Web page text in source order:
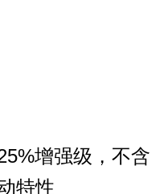
增强级， 不含
特性